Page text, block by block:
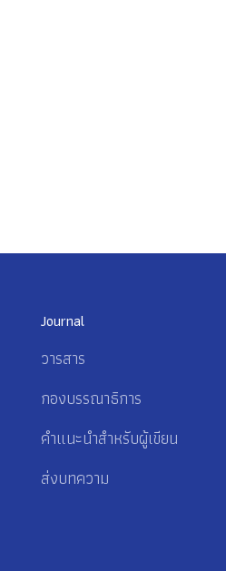
Journal
วารสาร
กองบรรณาธิการ
คำแนะนำสำหรับผู้เขียน
ส่งบทความ